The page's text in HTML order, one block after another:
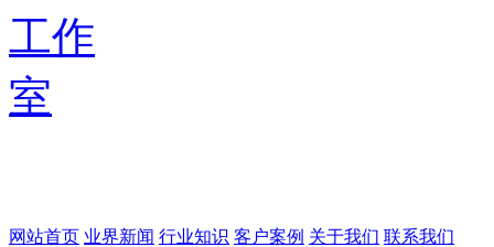
网站首页 业界新闻 行业知识 客户案例 关于我们 联系我们